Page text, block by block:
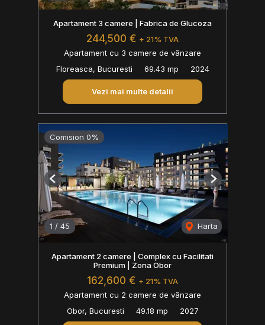
Apartament 3 camere | Fabrica de Glucoza
244,500 € + 21% TVA
Apartament cu 3 camere de vânzare
Floreasca, Bucuresti
69.43 mp 2024
Vezi mai multe detalii
Comision 0%
1 / 45 Harta
Previous Next
Apartament 2 camere | Complex cu Facilitati
Premium | Zona Obor
162,600 € + 21% TVA
Apartament cu 2 camere de vânzare
Obor, Bucuresti
49.18 mp 2027